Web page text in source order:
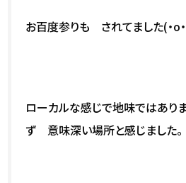
お百度参りも されてました(・o
ローカルな感じで地味ではあり
ず 意味深い場所と感じました。